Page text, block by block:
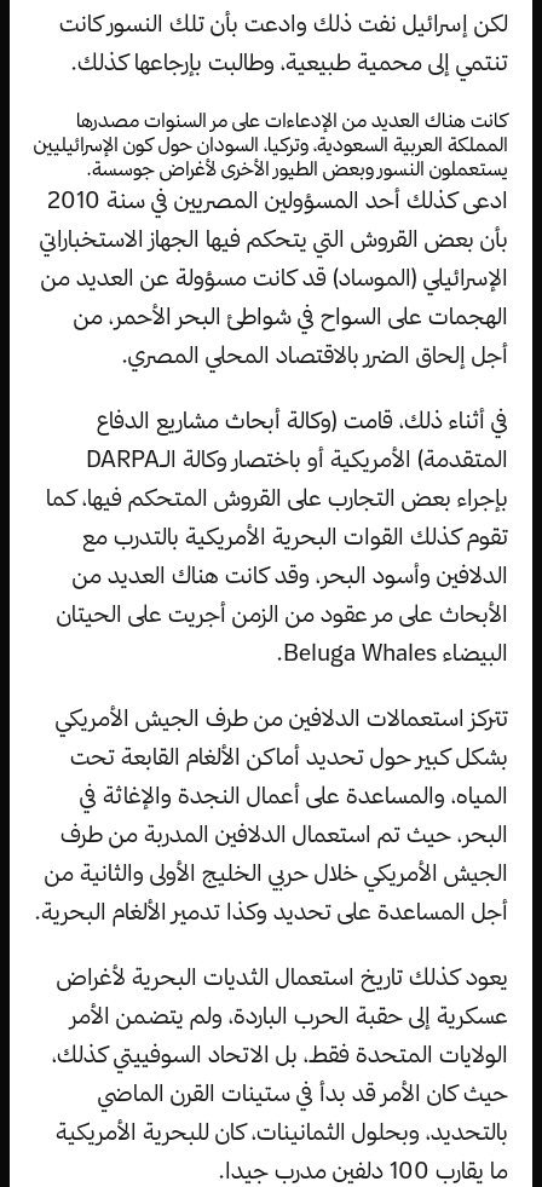
لكن إسرائيل نفت ذلك وادعت بأن تلك النسور كانت
تنتمي إلى محمية طبيعية، وطالبت بإرجاعها كذلك.
كانت هناك العديد من الإدعاءات على مر السنوات مصدرها
المملكة العربية السعودية، وتركيا، السودان حول كون الإسرائيليين
يستعملون النسور وبعض الطيور الأخرى لأغراض جوسسة.
ادعى كذلك أحد المسؤولين المصريين في سنة 2010
بأن بعض القروش التي يتحكم فيها الجهاز الاستخباراتي
الإسرائيلي (الموساد) قد كانت مسؤولة عن العديد من
الهجمات على السواح في شواطئ البحر الأحمر، من
أجل إلحاق الضرر بالاقتصاد المحلي المصري.
في أثناء ذلك، قامت (وكالة أبحاث مشاريع الدفاع
المتقدمة) الأمريكية أو باختصار وكالة الـDARPA
بإجراء بعض التجارب على القروش المتحكم فيها، كما
تقوم كذلك القوات البحرية الأمريكية بالتدرب مع
الدلافين وأسود البحر، وقد كانت هناك العديد من
الأبحاث على مر عقود من الزمن أجريت على الحيتان
البيضاء Beluga Whales.
تتركز استعمالات الدلافين من طرف الجيش الأمريكي
بشكل كبير حول تحديد أماكن الألغام القابعة تحت
المياه، والمساعدة على أعمال النجدة والإغاثة في
البحر، حيث تم استعمال الدلافين المدربة من طرف
الجيش الأمريكي خلال حربي الخليج الأولى والثانية من
أجل المساعدة على تحديد وكذا تدمير الألغام البحرية.
يعود كذلك تاريخ استعمال الثديات البحرية لأغراض
عسكرية إلى حقبة الحرب الباردة، ولم يتضمن الأمر
الولايات المتحدة فقط، بل الاتحاد السوفييتي كذلك،
حيث كان الأمر قد بدأ في ستينات القرن الماضي
بالتحديد، وبحلول الثمانينات، كان للبحرية الأمريكية
ما يقارب 100 دلفين مدرب جيدا.